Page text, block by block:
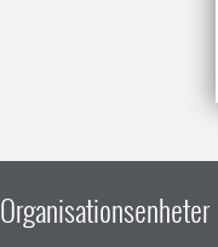
Organisationsenheter